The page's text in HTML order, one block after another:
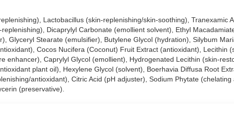
Lactobacillus (skin-replenishing/skin-soothing), Tranexamic
Dicaprylyl Carbonate (emollient solvent), Ethyl
Glyceryl Stearate (emulsifier), Butylene Glycol (hydration), Silybum
Cocos Nucifera (Coconut) Fruit Extract (antioxidant), Lecithin
enhancer), Caprylyl Glycol (emollient), Hydrogenated Lecithin (skin-
plant oil), Hexylene Glycol (solvent), Boerhavia Diffusa Root
antioxidant), Citric Acid (pH adjuster), Sodium Phytate (chelating
(preservative).